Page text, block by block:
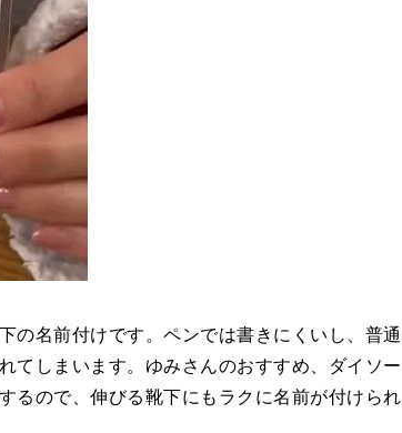
の名前付けです。ペンでは書きにくいし、普通
てしまいます。ゆみさんのおすすめ、ダイソー
るので、伸びる靴下にもラクに名前が付けられ